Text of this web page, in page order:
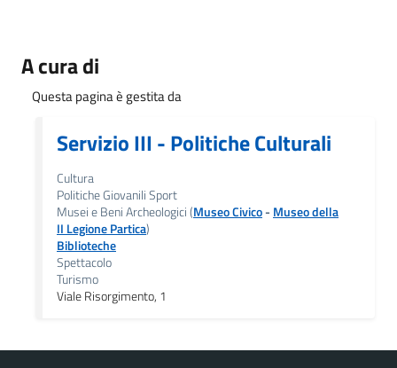
A cura di
Questa pagina è gestita da
Servizio III - Politiche Culturali
Cultura
Politiche Giovanili Sport
Musei e Beni Archeologici (Museo Civico- Museo della
II Legione Partica)
Biblioteche
Spettacolo
Turismo
Viale Risorgimento, 1